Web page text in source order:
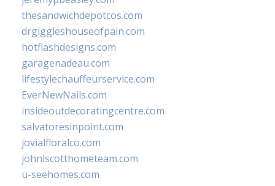
thesandwichdepotcos.com
drgiggleshouseofpain.com
hotflashdesigns.com
garagenadeau.com
lifestylechauffeurservice.com
EverNewNails.com
insideoutdecoratingcentre.com
salvatoresinpoint.com
jovialfloralco.com
johnlscotthometeam.com
u-seehomes.com